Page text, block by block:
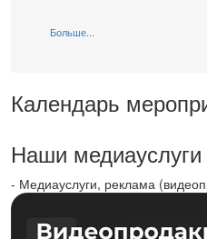
Больше...
Календарь
Наши медиауслуги
- Медиауслуги, реклама